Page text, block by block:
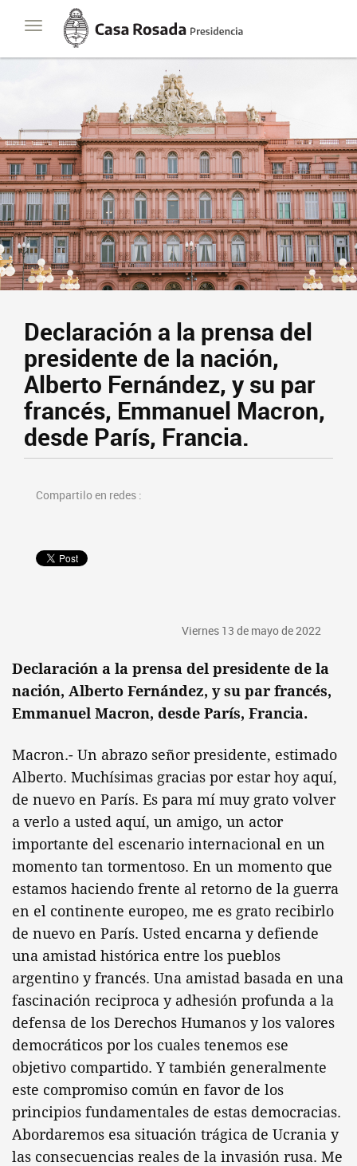
Toggle
navigation
Casa
Rosada
Presidencia
de
Declaración a la prensa del
presidente de la nación,
Alberto Fernández, y su par
francés, Emmanuel Macron,
desde París, Francia.
Compartilo en redes :
Viernes 13 de mayo de 2022
Declaración a la prensa del presidente de la
nación, Alberto Fernández, y su par francés,
Emmanuel Macron, desde París, Francia.
Macron.- Un abrazo señor presidente, estimado
Alberto. Muchísimas gracias por estar hoy aquí,
de nuevo en París. Es para mí muy grato volver
a verlo a usted aquí, un amigo, un actor
importante del escenario internacional en un
momento tan tormentoso. En un momento que
estamos haciendo frente al retorno de la guerra
en el continente europeo, me es grato recibirlo
de nuevo en París. Usted encarna y defiende
una amistad histórica entre los pueblos
argentino y francés. Una amistad basada en una
fascinación reciproca y adhesión profunda a la
defensa de los Derechos Humanos y los valores
democráticos por los cuales tenemos ese
objetivo compartido. Y también generalmente
este compromiso común en favor de los
principios fundamentales de estas democracias.
Abordaremos esa situación trágica de Ucrania y
las consecuencias reales de la invasión rusa. Me